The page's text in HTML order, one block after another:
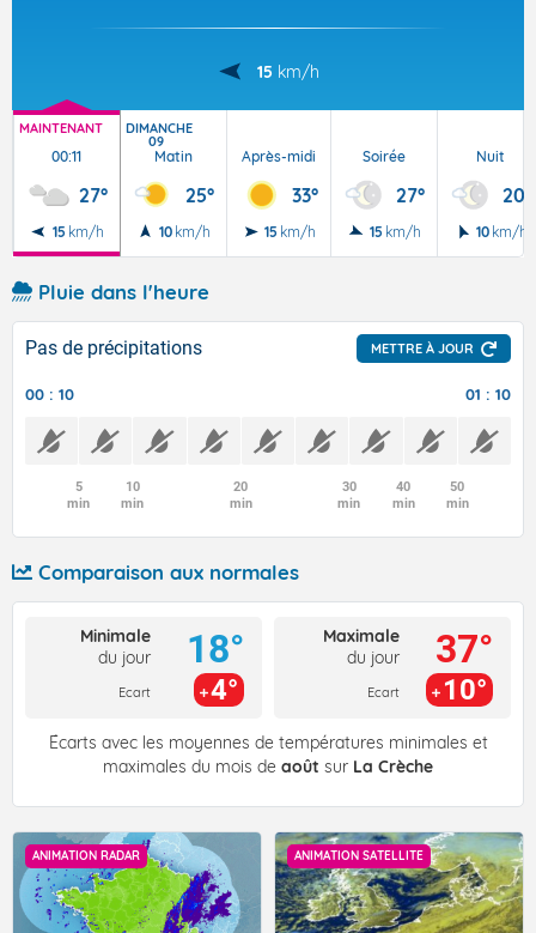
15 km/h
MAINTENANT
00:11
27°
15 km/h
DIMANCHE
09
Matin
25°
10 km/h
Après-midi
33°
15 km/h
Soirée
27°
15 km/h
Nuit
20°
10 km/h
Pluie dans l'heure
Pas de précipitations METTRE À JOUR
00 : 10 01 : 10
5
min
10
min
20
min
30
min
40
min
50
min
Comparaison aux normales
Minimale
du jour
Ecart
18°
4°
Maximale
du jour
Ecart
37°
10°
Écarts avec les moyennes de températures minimales et
maximales du mois de août sur La Crèche
ANIMATION RADAR ANIMATION SATELLITE